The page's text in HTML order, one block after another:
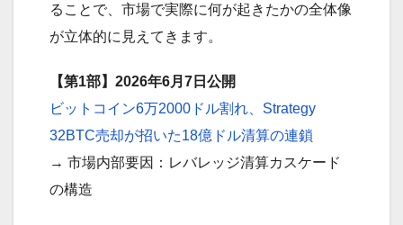
ることで、市場で実際に何が起きたかの全体像
が立体的に見えてきます。
【第1部】2026年6月7日公開
ビットコイン6万2000ドル割れ、Strategy
32BTC売却が招いた18億ドル清算の連鎖
→ 市場内部要因：レバレッジ清算カスケード
の構造